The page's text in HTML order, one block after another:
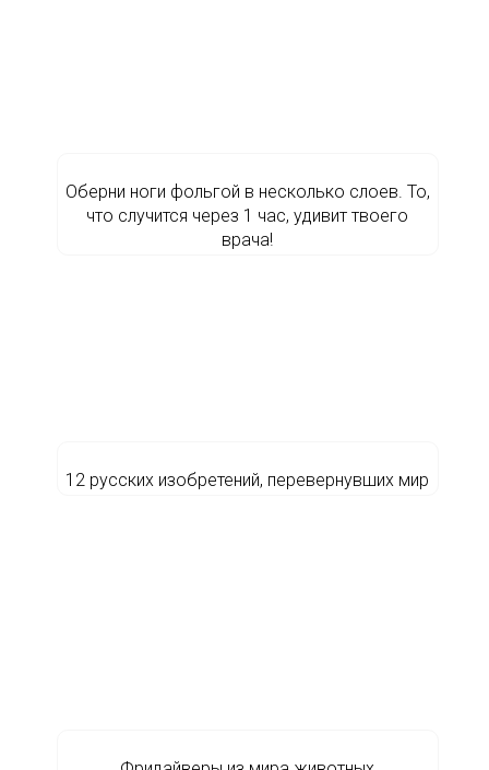
Оберни ноги фольгой в несколько слоев. То,
что случится через 1 час, удивит твоего
врача!
12 русских изобретений, перевернувших мир